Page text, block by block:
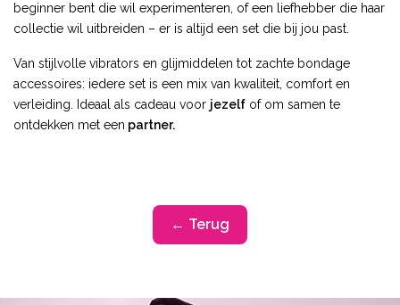
beginner bent die wil experimenteren, of een liefhebber die haar
collectie wil uitbreiden – er is altijd een set die bij jou past.
Van stijlvolle vibrators en glijmiddelen tot zachte bondage
accessoires: iedere set is een mix van kwaliteit, comfort en
verleiding. Ideaal als cadeau voor jezelf of om samen te
ontdekken met een partner.
← Terug